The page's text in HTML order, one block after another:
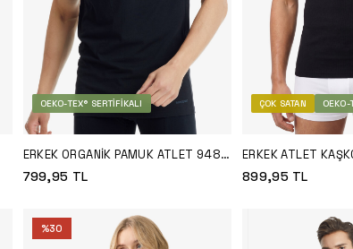
OEKO-TEX® SERTIFIKALI
ERKEK ORGANIK PAMUK ATLET 9480
- SIYAH
799,95 TL
ÇOK SATAN OEKO-
ERKEK ATLET
SIYAH
899,95TL
%30